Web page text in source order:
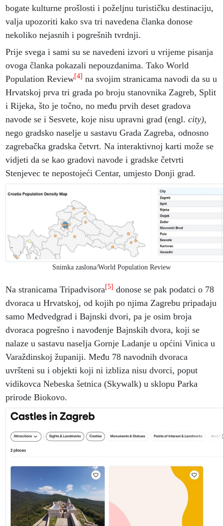
bogate kulturne prošlosti i poželjnu turističku destinaciju,
valja upozoriti kako sva tri navedena članka donose
nekoliko nejasnih i pogrešnih tvrdnji.
Prije svega i sami su se navedeni izvori u vrijeme pisanja
ovoga članka pokazali nepouzdanima. Tako World
Population Review[4] na svojim stranicama navodi da su u
Hrvatskoj prva tri grada po broju stanovnika Zagreb, Split
i Rijeka, što je točno, no među prvih deset gradova
navode se i Sesvete, koje nisu upravni grad (engl. city),
nego gradsko naselje u sastavu Grada Zagreba, odnosno
zagrebačka gradska četvrt. Na interaktivnoj karti može se
vidjeti da se kao gradovi navode i gradske četvrti
Stenjevec te nepostojeći Centar, umjesto Donji grad.
Snimka zaslona/World Population Review
Na stranicama Tripadvisora [5] donose se pak podatci o 78
dvoraca u Hrvatskoj, od kojih po njima Zagrebu pripadaju
samo Medvedgrad i Bajnski dvori, pa je osim broja
dvoraca pogrešno i navođenje Bajnskih dvora, koji se
nalaze u sastavu naselja Gornje Ladanje u općini Vinica u
Varaždinskoj županiji. Među 78 navodnih dvoraca
uvršteni su i objekti koji ni izbliza nisu dvorci, poput
vidikovca Nebeska šetnica (Skywalk) u sklopu Parka
prirode Biokovo.